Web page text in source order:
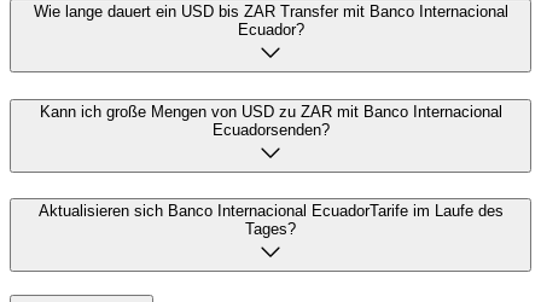
Wie lange dauert ein USD bis ZAR Transfer mit Banco Internacional
Ecuador?
Kann ich große Mengen von USD zu ZAR mit Banco Internacional
Ecuadorsenden?
Aktualisieren sich Banco Internacional EcuadorTarife im Laufe des
Tages?